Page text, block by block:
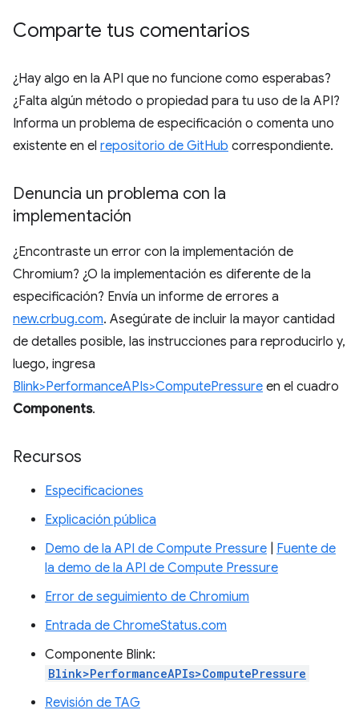
Comparte tus comentarios
¿Hay algo en la API que no funcione como esperabas?
¿Falta algún método o propiedad para tu uso de la API?
Informa un problema de especificación o comenta uno
existente en el repositorio de GitHub correspondiente.
Denuncia un problema con la
implementación
¿Encontraste un error con la implementación de
Chromium? ¿O la implementación es diferente de la
especificación? Envía un informe de errores a
new.crbug.com. Asegúrate de incluir la mayor cantidad
de detalles posible, las instrucciones para reproducirlo y,
luego, ingresa
Blink>PerformanceAPIs>ComputePressure en el cuadro
Components.
Recursos
Especificaciones
Explicación pública
Demo de la API de Compute Pressure
Fuente de
la demo de la API de Compute Pressure
Error de seguimiento de Chromium
Entrada de ChromeStatus.com
Componente Blink:
Blink>PerformanceAPIs>ComputePressure
Revisión de TAG